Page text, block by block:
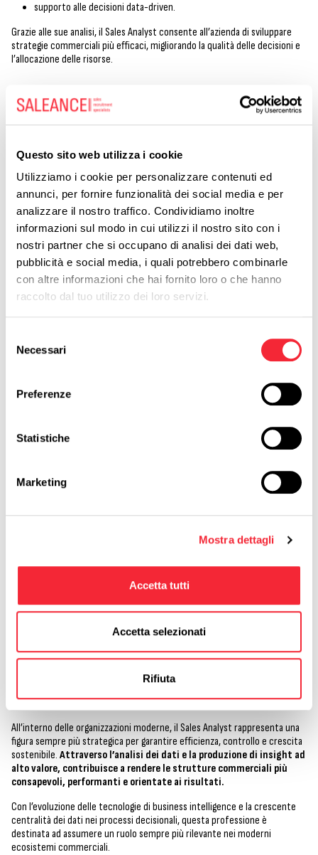
Questo sito web utilizza i cookie
Utilizziamo i cookie per personalizzare contenuti ed
annunci, per fornire funzionalità dei social media e per
analizzare il nostro traffico. Condividiamo inoltre
informazioni sul modo in cui utilizzi il nostro sito con i
nostri partner che si occupano di analisi dei dati web,
pubblicità e social media, i quali potrebbero combinarle
con altre informazioni che hai fornito loro o che hanno
raccolto dal tuo utilizzo dei loro servizi.
delNecessari
Preferenze
Statistiche
Marketing
Mostra dettagli
Accetta tutti
Accetta selezionati
Rifiuta
supporto alle decisioni data-driven.
Grazie alle sue analisi, il Sales Analyst consente all’azienda di sviluppare
strategie commerciali più efficaci, migliorando la qualità delle decisioni e
l’allocazione delle risorse.
Responsabilità e competenze del Sales
dati che influenzano le performance commerciali dell’azienda.
Supervisiona KPI, forecast e metriche di vendita, contribuendo alla
definizione di strategie orientate alla crescita e all’ottimizzazione dei
risultati.
Per ricoprire questo ruolo sono richieste solide competenze analitiche,
capacità di interpretazione dei dati efamiliarità con strumenti di
business intelligence e CRM . A queste si affiancano precisione, visione
strategica e capacità di tradurre informazioni complesse in insight chiari
e utilizzabili dal management.
- vendite, marketing, customer success e
finance - per costruire una visione completa delle performance e
Il Sales Analyst nell’era della predictive
analytics
Uno degli aspetti più evoluti della professione riguarda l’integrazione tra
sales analytics, AI e predictive analytics
Le aziende più avanzate stanno progressivamente introducendo
prevedere trend di vendita e probabilità di conversione;
individuare anomalie nella pipeline commerciale;
migliorare forecasting e demand planning;
identificare pattern di acquisto e comportamento dei clienti;
supportare strategie di pricing e ottimizzazione commerciale.
In questo scenario, il Sales Analyst evolve da figura di reporting operativo a
Sales Analyst in azienda
All’interno delle organizzazioni moderne, il Sales Analyst rappresenta una
figura sempre più strategica per garantire efficienza, controllo e crescita
sostenibile. Attraverso l’analisi dei dati e la produzione di insight ad
alto valore, contribuisce a rendere le strutture commerciali più
consapevoli, performanti e orientate ai risultati.
Con l’evoluzione delle tecnologie di business intelligence e la crescente
centralità dei dati nei processi decisionali, questa professione è
destinata ad assumere un ruolo sempre più rilevante nei moderni
ecosistemi commerciali.